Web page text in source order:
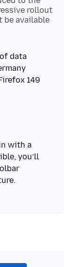
rollout
be available
data
149
with a
you’ll